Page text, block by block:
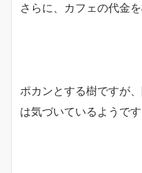
さらに、カフェの代金
ポカンとする樹ですが
は気づいているようです